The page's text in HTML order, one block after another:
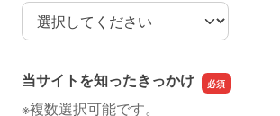
ご年代
当サイトを知ったきっかけ
※複数選択可能です。